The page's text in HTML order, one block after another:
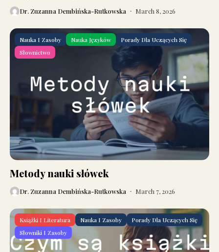
Dr. Zuzanna Dembińska-Rutkowska March 8, 2026
Nauka I Zasoby Nauka Języków
Porady Dla Uczących Się
Słownictwo
Metody nauki słówek
Dr. Zuzanna Dembińska-Rutkowska March 7, 2026
Książki I Literatura Nauka I Zasoby
Porady Dla Uczących Się
Słowniki I Zasoby